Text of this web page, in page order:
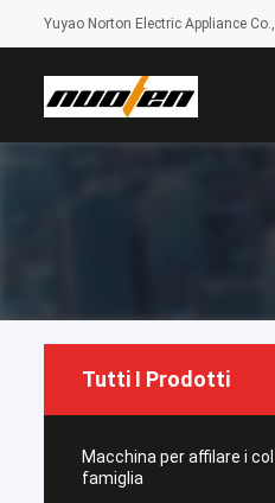
Yuyao Norton Electric Appliance
Tutti I Prodotti
Macchina per affilare i
famiglia